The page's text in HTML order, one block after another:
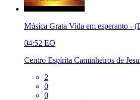
Música Grata Vida em esperanto -
04:52 EO
Centro Espírita Caminheiros de
2
0
0